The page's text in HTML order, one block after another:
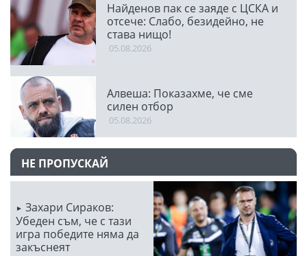
Найденов пак се заяде с ЦСКА и
отсече: Слабо, безидейно, не
става нищо!
05.08.2026
Алвеша: Показахме, че сме
силен отбор
05.08.2026
НЕ ПРОПУСКАЙ
Захари Сираков:
Убеден съм, че с тази
игра победите няма да
закъснеят